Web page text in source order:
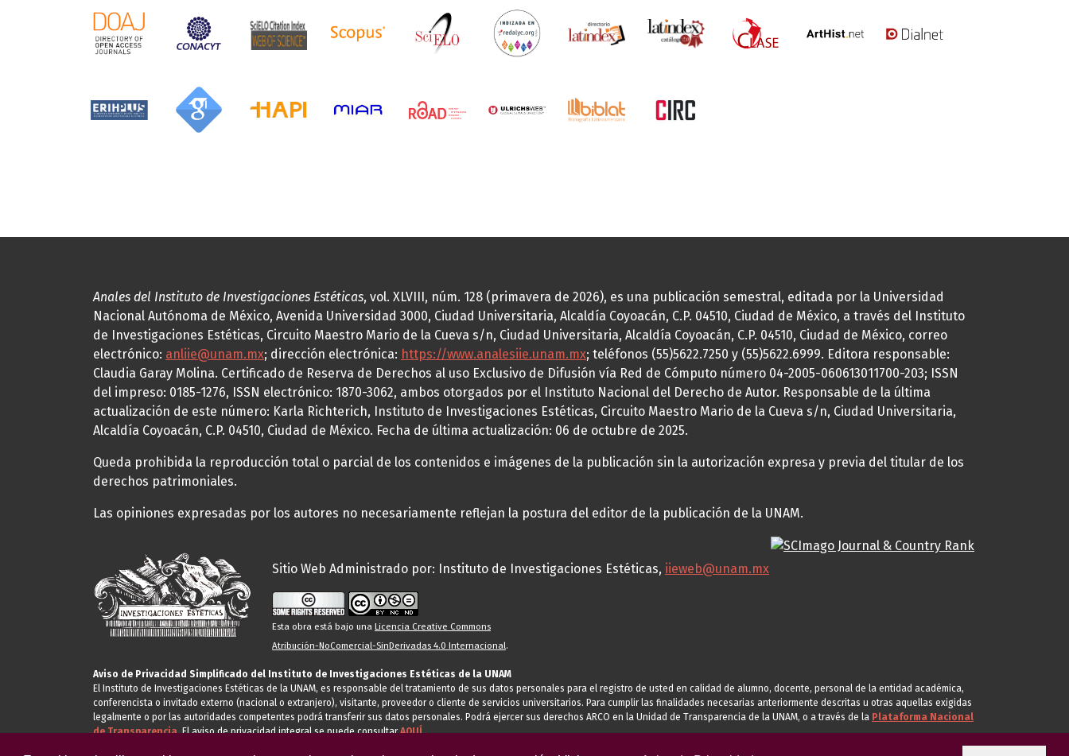
Anales del Instituto de Investigaciones Estéticas, vol. XLVIII, núm. 128 (primavera de 2026), es una publicación semestral, editada por la Universidad
Nacional Autónoma de México, Avenida Universidad 3000, Ciudad Universitaria, Alcaldía Coyoacán, C.P. 04510, Ciudad de México, a través del Instituto
de Investigaciones Estéticas, Circuito Maestro Mario de la Cueva s/n, Ciudad Universitaria, Alcaldía Coyoacán, C.P. 04510, Ciudad de México, correo
electrónico: anliie@unam.mx; dirección electrónica: https://www.analesiie.unam.mx; teléfonos (55)5622.7250 y (55)5622.6999. Editora responsable:
Claudia Garay Molina. Certificado de Reserva de Derechos al uso Exclusivo de Difusión vía Red de Cómputo número 04-2005-060613011700-203; ISSN
del impreso: 0185-1276, ISSN electrónico: 1870-3062, ambos otorgados por el Instituto Nacional del Derecho de Autor. Responsable de la última
actualización de este número: Karla Richterich, Instituto de Investigaciones Estéticas, Circuito Maestro Mario de la Cueva s/n, Ciudad Universitaria,
Alcaldía Coyoacán, C.P. 04510, Ciudad de México. Fecha de última actualización: 06 de octubre de 2025.
Queda prohibida la reproducción total o parcial de los contenidos e imágenes de la publicación sin la autorización expresa y previa del titular de los
derechos patrimoniales.
Las opiniones expresadas por los autores no necesariamente reflejan la postura del editor de la publicación de la UNAM.
Sitio Web Administrado por: Instituto de Investigaciones Estéticas, iieweb@unam.mx
Esta obra está bajo una Licencia Creative Commons
Atribución-NoComercial-SinDerivadas 4.0 Internacional.
Aviso de Privacidad Simplificado del Instituto de Investigaciones Estéticas de la UNAM
El Instituto de Investigaciones Estéticas de la UNAM, es responsable del tratamiento de sus datos personales para el registro de usted en calidad de alumno, docente, personal de la entidad académica,
conferencista o invitado externo (nacional o extranjero), visitante, proveedor o cliente de servicios universitarios. Para cumplir las finalidades necesarias anteriormente descritas u otras aquellas exigidas
legalmente o por las autoridades competentes podrá transferir sus datos personales. Podrá ejercer sus derechos ARCO en la Unidad de Transparencia de la UNAM, o a través de la Plataforma Nacional
de Transparencia.El aviso de privacidad integral se puede consultarAQUÍ